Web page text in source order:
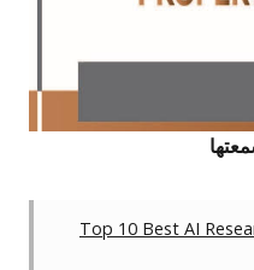
Top 10 Best AI